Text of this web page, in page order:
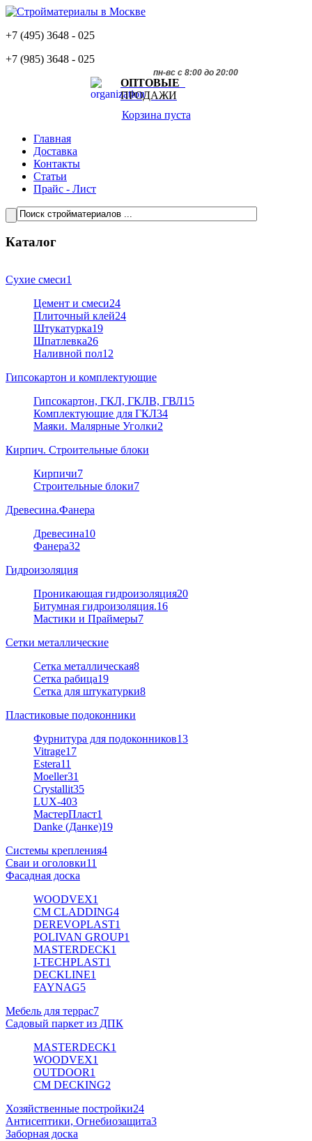
+7 (495) 3648 - 025
+7 (985) 3648 - 025
пн-вс с 8:00 до 20:00
ОПТОВЫЕ
ПРОДАЖИ
Корзина пуста
Главная
Доставка
Контакты
Статьи
Прайс - Лист
Каталог
Сухие смеси1
Цемент и смеси24
Плиточный клей24
Штукатурка19
Шпатлевка26
Наливной пол12
Гипсокартон и комплектующие
Гипсокартон, ГКЛ, ГКЛВ, ГВЛ15
Комплектующие для ГКЛ34
Маяки. Малярные Уголки2
Кирпич. Строительные блоки
Кирпичи7
Строительные блоки7
Древесина.Фанера
Древесина10
Фанера32
Гидроизоляция
Проникающая гидроизоляция20
Битумная гидроизоляция.16
Мастики и Праймеры7
Сетки металлические
Сетка металлическая8
Сетка рабица19
Сетка для штукатурки8
Пластиковые подоконники
Фурнитура для подоконников13
Vitrage17
Estera11
Moeller31
Crystallit35
LUX-403
МастерПласт1
Danke (Данке)19
Системы крепления4
Сваи и оголовки11
Фасадная доска
WOODVEX1
CM CLADDING4
DEREVOPLAST1
POLIVAN GROUP1
MASTERDECK1
I-TECHPLAST1
DECKLINE1
FAYNAG5
Мебель для террас7
Садовый паркет из ДПК
MASTERDECK1
WOODVEX1
OUTDOOR1
CM DECKING2
Хозяйственные постройки24
Антисептики, Огнебиозащита3
Заборная доска